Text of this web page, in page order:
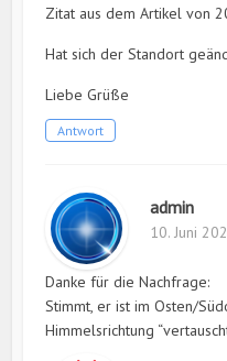
Zitat aus dem Artikel von
Hat sich der Standort
Liebe Grüße
Antwort
admin
10. Juni
Danke für die Nachfrage:
Stimmt, er ist im Osten/
Himmelsrichtung